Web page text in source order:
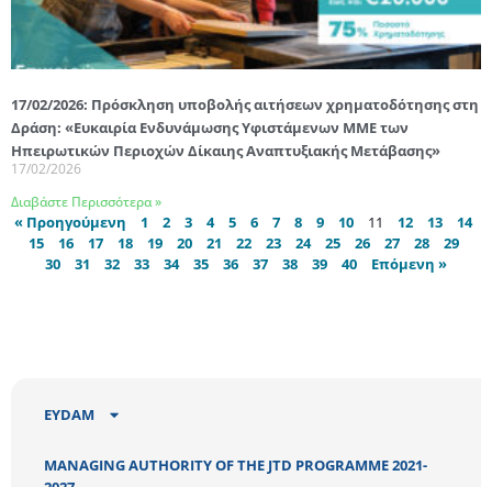
17/02/2026: Πρόσκληση υποβολής αιτήσεων χρηματοδότησης στη
Δράση: «Ευκαιρία Ενδυνάμωσης Υφιστάμενων ΜΜΕ των
Ηπειρωτικών Περιοχών Δίκαιης Αναπτυξιακής Μετάβασης»
17/02/2026
Διαβάστε Περισσότερα »
« Προηγούμενη 1 2 3 4 5 6 7 8 9 10 11 12 13
14
15
16 17 18 19 20 21 22 23 24 25 26 27 28
29
30
31 32 33 34 35 36 37 38 39 40 Επόμενη »
EYDAM
MANAGING AUTHORITY OF THE JTD PROGRAMME 2021-